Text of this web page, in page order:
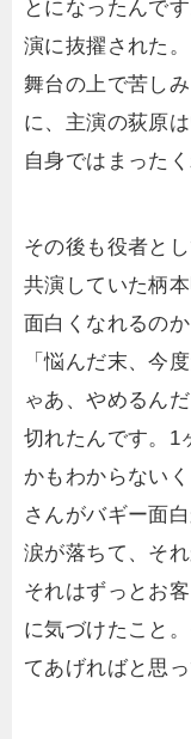
とになったんで
演に抜擢された
舞台の上で苦し
に、主演の荻原
自身ではまった
その後も役者と
共演していた柄
面白くなれるのか
「悩んだ末、今
ゃあ、やめるん
切れたんです。1
かもわからない
さんがバギー面
涙が落ちて、そ
それはずっとお
に気づけたこと
てあげればと思っ